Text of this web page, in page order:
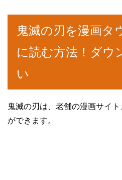
鬼滅の刃を漫画タ
に読む方法！ダウ
い
鬼滅の刃は、老舗の漫画サイト
ができます。